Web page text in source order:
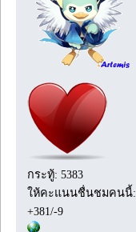
กระทู้: 5383
ให้คะแนนชื่นชมคนนี้:
+381/-9